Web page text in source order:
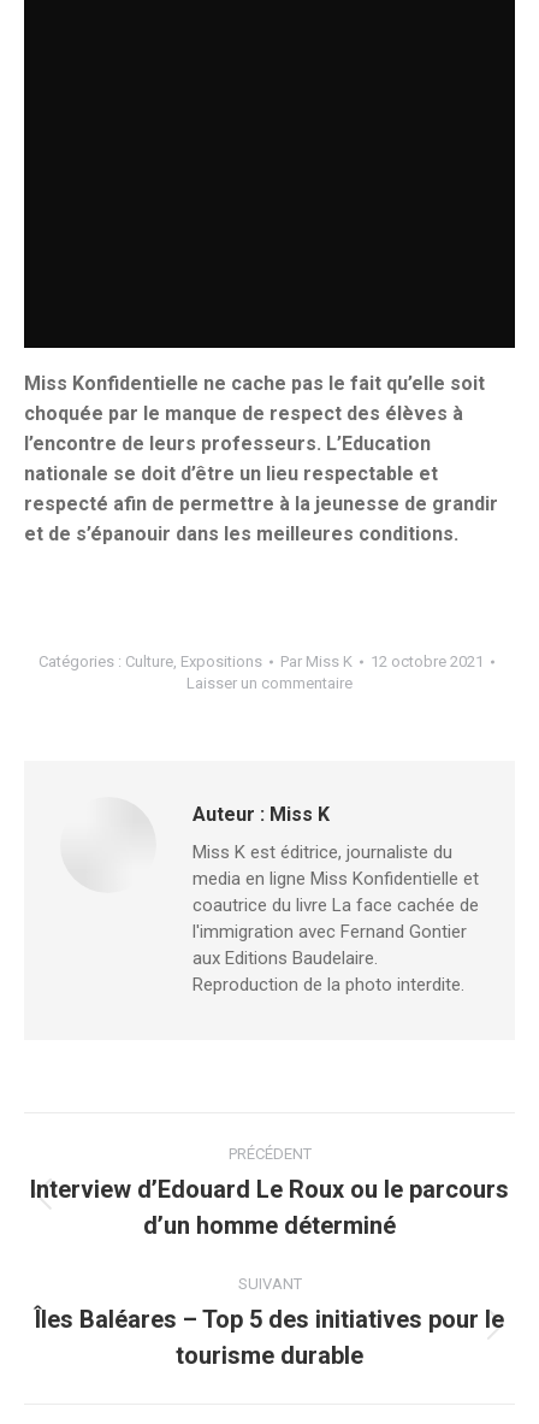
Miss Konfidentielle ne cache pas le fait qu’elle soit
choquée par le manque de respect des élèves à
l’encontre de leurs professeurs. L’Education
nationale se doit d’être un lieu respectable et
respecté afin de permettre à la jeunesse de grandir
et de s’épanouir dans les meilleures conditions.
Catégories : Culture, Expositions Par Miss K
12 octobre 2021
Laisser un commentaire
Auteur : Miss K
Miss K est éditrice, journaliste du
media en ligne Miss Konfidentielle et
coautrice du livre La face cachée de
l'immigration avec Fernand Gontier
aux Editions Baudelaire.
Reproduction de la photo interdite.
article
PRÉCÉDENT
précédent
Interview d’Edouard Le Roux ou le parcours
d’un homme déterminé
SUIVANT
suivant
Îles Baléares – Top 5 des initiatives pour le
tourisme durable